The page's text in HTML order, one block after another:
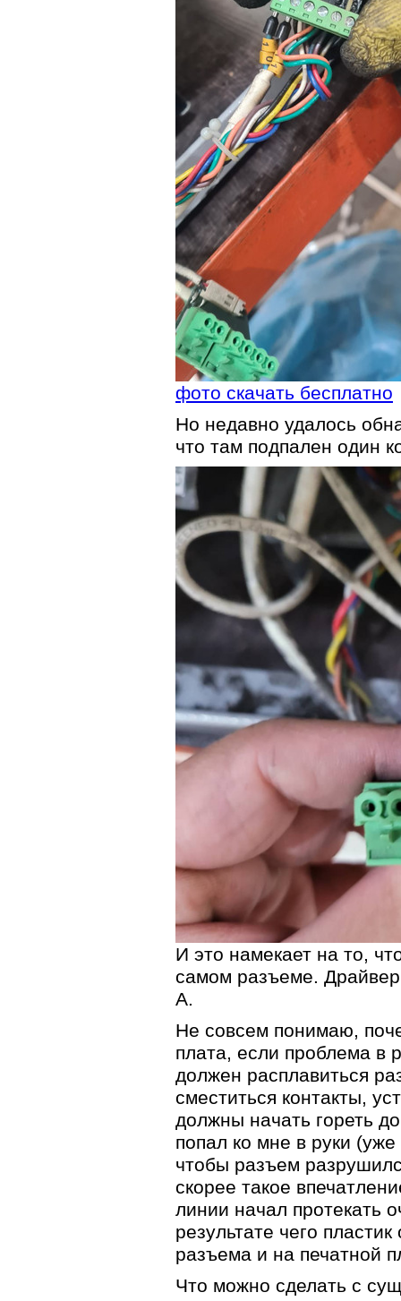
фото скачать бесплатно
Но недавно удалось
что там подпален один
И это намекает на то,
самом разъеме.
А.
Не совсем понимаю,
плата, если проблема в
должен расплавиться
сместиться контакты,
должны начать гореть
попал ко мне в руки
чтобы разъем
скорее такое
линии начал протекать
результате чего
разъема и на печатной
Что можно сделать с